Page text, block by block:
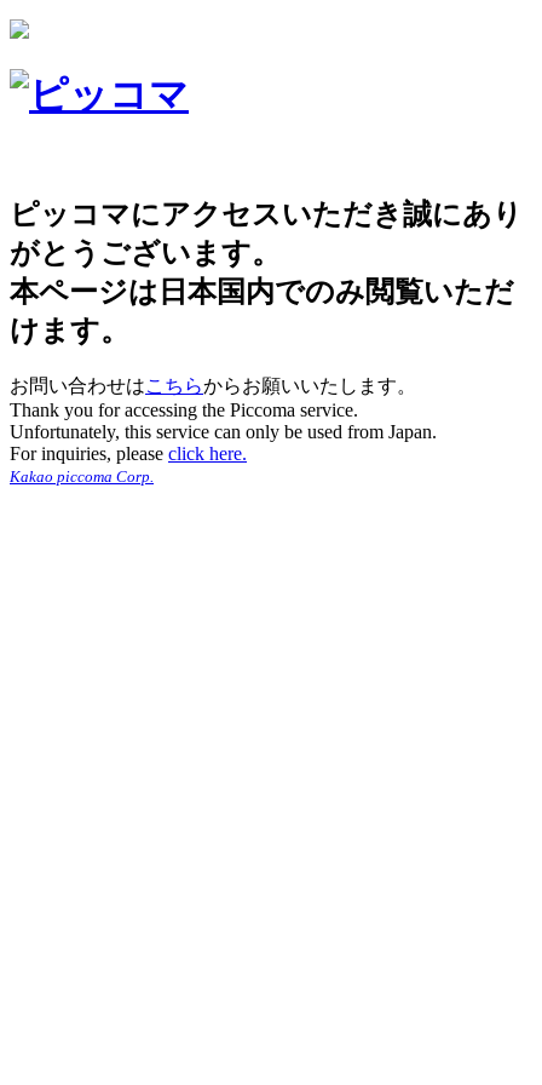
ピッコマにアクセスいただき誠にあり
がとうございます。
本ページは日本国内でのみ閲覧いただ
けます。
お問い合わせはこちらからお願いいたします。
Thank you for accessing the Piccoma service.
Unfortunately, this service can only be used from Japan.
For inquiries, please click here.
Kakao piccoma Corp.